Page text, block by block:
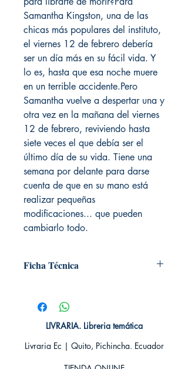
Samantha Kingston, una de las
chicas más populares del instituto,
el viernes 12 de febrero debería
ser un día más en su fácil vida. Y
lo es, hasta que esa noche muere
en un terrible accidente.Pero
Samantha vuelve a despertar una y
otra vez en la mañana del viernes
12 de febrero, reviviendo hasta
siete veces el que debía ser el
último día de su vida. Tiene una
semana por delante para darse
cuenta de que en su mano está
realizar pequeñas
modificaciones... que pueden
cambiarlo todo.
Ficha Técnica
Editorial: EDICIONES B
Idioma: Castellano
Encuadernación: Tapa blanda
Categoría: Novela juvenil - Fantasía
LIVRARIA. Libreria temática
Livraria Ec | Quito, Pichincha. Ecuador